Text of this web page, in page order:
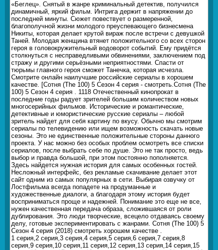
«Беглец». Снятый в жанре криминальный детектив, получился
динамичный, яркий фильм. Интрига держит в напряжении до
последней минуты. Сюжет повествует о размеренной,
благополучной жизни молодого преуспевающего бизнесмена
Никиты, которая делает крутой вираж после встречи с девушкой
Таней. Молодая женщина втянет положительного со всех сторон
героя в головокружительный водоворот событий. Ему придётся
столкнуться с несправедливыми обвинениями, заключением под
стражу и другими серьёзными неприятностями. Спасти от
тюрьмы главного героя сможет Танечка, которая исчезла.
Смотрите онлайн наилучшие российские сериалы в хорошем
качестве. [Сотня (The 100) 5 Сезон 4 серия - смотреть.Сотня (The
100) 5 Сезон 4 серия . 1118 Отечественный кинопрокат в
последние годы радует зрителей большим количеством новых
многосерийных фильмов. Исторические и романтические,
детективные и юмористические русские сериалы – любой
зритель найдет для себя картину по вкусу. Обычно мы смотрим
сериалы по телевидению или ищем возможность скачать новые
сезоны. Это не единственные положительные стороны данного
проекта. У нас можно без особых проблем осмотреть все списки
сериалов, после выбрать себе по душе. Это не так просто, ведь
выбор и правда большой, при этом постоянно пополняется.
Здесь найдется нужная история для самых особенных гостей.
Несложный интерфейс, без рекламые скачивание делает этот
сайт одним из самых популярных в сети. Выбирая озвучку от
Лостфильма всегда попадете на продуманные и
художественные диалоги, а благодаря этому история будет
восприниматься проще и надежней. Понимание это еще не все,
нужен качественная передача образа, сложившаяся от роли
дублирования. Это люди творческие, всецело отдаваясь своему
делу, готовые экспериментировать с жанрами. Сотня (The 100) 5
Сезон 4 серия (2018) смотреть хорошем качестве .
1 серия,2 серия,3 серия,4 серия,5 серия,6 серия,7 серия,8
серия,9 серия,10 серия,11 серия,12 серия,13 серия,14 серия,15